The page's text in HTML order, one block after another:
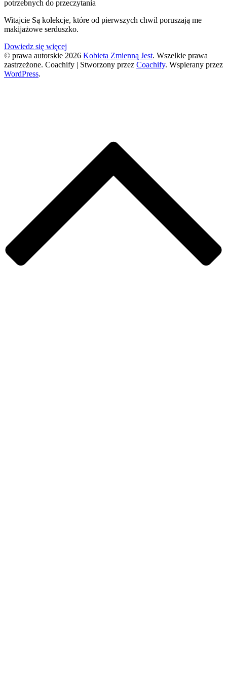
Nevermore
|
Forevermore
potrzebnych do przeczytania
Witajcie Są kolekcje, które od pierwszych chwil poruszają me
makijażowe serduszko.
Dowiedz się więcej
© prawa autorskie 2026 Kobieta Zmienną Jest. Wszelkie prawa
zastrzeżone. Coachify | Stworzony przez Coachify. Wspierany przez
WordPress.